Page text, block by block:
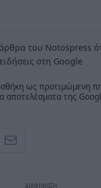
του Notospress
ειδήσεις στη Google
ως προτιμώμενη
αποτελέσματα της